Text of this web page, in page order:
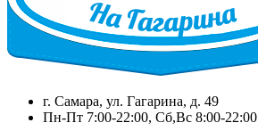
г. Самара, ул. Гагарина, д. 49
Пн-Пт 7:00-22:00, Сб,Вс 8:00-22:00